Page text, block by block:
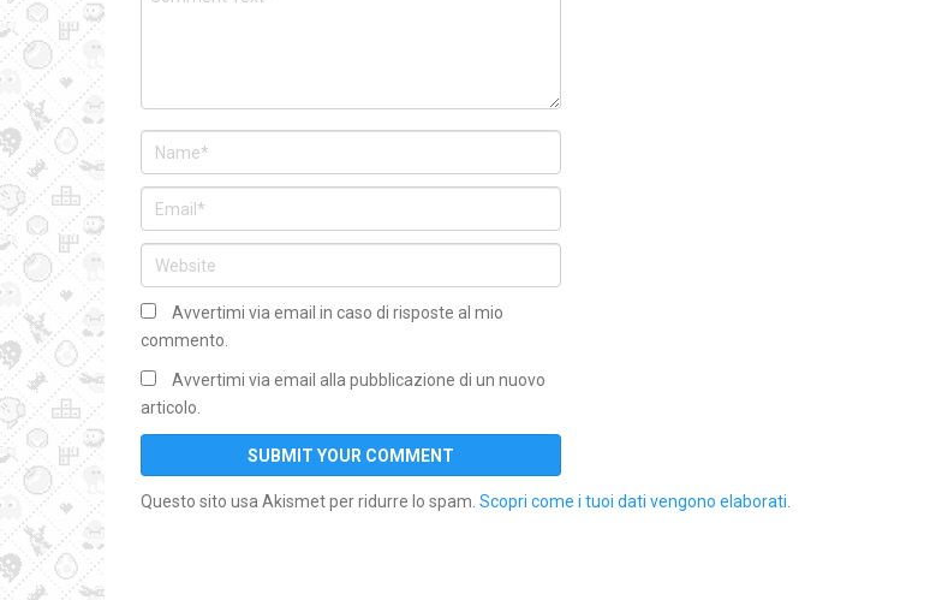
Avvertimi via email in caso di risposte al mio
commento.
Avvertimi via email alla pubblicazione di un nuovo
articolo.
Questo sito usa Akismet per ridurre lo spam. Scopri come i tuoi dati vengono elaborati